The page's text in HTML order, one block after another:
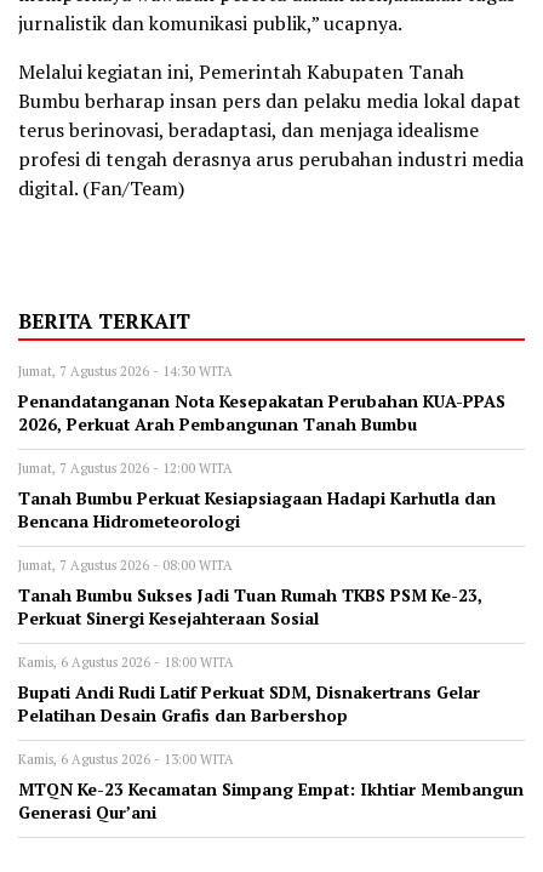
jurnalistik dan komunikasi publik,” ucapnya.
Melalui kegiatan ini, Pemerintah Kabupaten Tanah
Bumbu berharap insan pers dan pelaku media lokal dapat
terus berinovasi, beradaptasi, dan menjaga idealisme
profesi di tengah derasnya arus perubahan industri media
digital. (Fan/Team)
BERITA TERKAIT
Jumat, 7 Agustus 2026 - 14:30 WITA
Penandatanganan Nota Kesepakatan Perubahan KUA-PPAS
2026, Perkuat Arah Pembangunan Tanah Bumbu
Jumat, 7 Agustus 2026 - 12:00 WITA
Tanah Bumbu Perkuat Kesiapsiagaan Hadapi Karhutla dan
Bencana Hidrometeorologi
Jumat, 7 Agustus 2026 - 08:00 WITA
Tanah Bumbu Sukses Jadi Tuan Rumah TKBS PSM Ke-23,
Perkuat Sinergi Kesejahteraan Sosial
Kamis, 6 Agustus 2026 - 18:00 WITA
Bupati Andi Rudi Latif Perkuat SDM, Disnakertrans Gelar
Pelatihan Desain Grafis dan Barbershop
Kamis, 6 Agustus 2026 - 13:00 WITA
MTQN Ke-23 Kecamatan Simpang Empat: Ikhtiar Membangun
Generasi Qur’ani